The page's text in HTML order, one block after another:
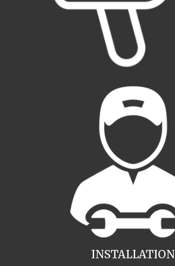
INSTALLATION